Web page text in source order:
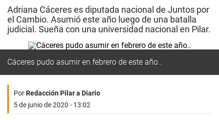
Adriana Cáceres es diputada nacional de Juntos por
el Cambio. Asumió este año luego de una batalla
judicial. Sueña con una universidad nacional en Pilar.
Cáceres pudo asumir en febrero de este año..
PorRedacción Pilar a Diario
5 de junio de 2020 - 13:02